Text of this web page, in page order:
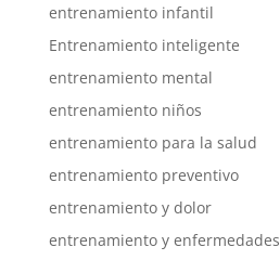
entrenamiento infantil
Entrenamiento inteligente
entrenamiento mental
entrenamiento niños
entrenamiento para la salud
entrenamiento preventivo
entrenamiento y dolor
entrenamiento y enfermedades